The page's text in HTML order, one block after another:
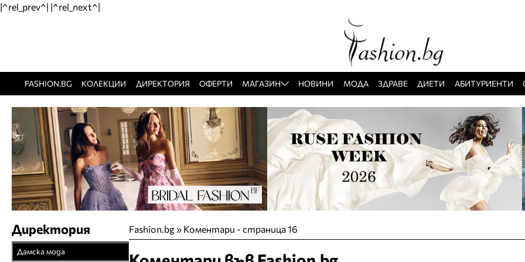
|^rel_prev^| |^rel_next^|
FASHION.BG КОЛЕКЦИИ ДИРЕКТОРИЯ ОФЕРТИ МАГАЗИН НОВИНИ МОДА ЗДРАВЕ ДИЕТИ АБИТУРИЕНТИ
Fashion.bg» Коментари - страница 16
Директория
Дамска мода